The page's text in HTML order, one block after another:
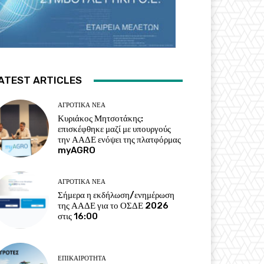
ARTICLES
ΑΓΡΟΤΙΚΆ ΝΈΑ
Κυριάκος Μητσοτάκης:
επισκέφθηκε μαζί με υπουργούς
την ΑΑΔΕ ενόψει της πλατφόρμας
myAGRO
ΑΓΡΟΤΙΚΆ ΝΈΑ
Σήμερα η εκδήλωση/ενημέρωση
της ΑΑΔΕ για το ΟΣΔΕ 2026
στις 16:00
ΕΠΙΚΑΙΡΌΤΗΤΑ